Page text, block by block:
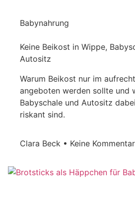
Babynahrung
Keine Beikost in Wippe,
Autositz
Warum Beikost nur im
angeboten werden sollte und
Babyschale und Autositz
riskant sind.
Clara Beck Keine